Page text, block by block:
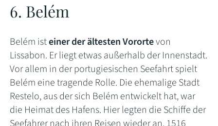
6. Belém
Belém isteiner der ältesten Vorortevon
Lissabon. Er liegt etwas außerhalb der Innenstadt.
Vor allem in der portugiesischen Seefahrt spielt
Belém eine tragende Rolle. Die ehemalige Stadt
Restelo, aus der sich Belém entwickelt hat, war
die Heimat des Hafens. Hier legten die Schiffe der